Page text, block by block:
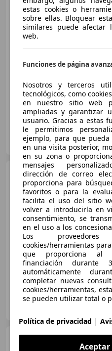
Garantia
RENAULT AUTO CUATRO
ES-22004 HUESCA
09/2022 22.100 km
Particular
estas cookies o
sobre ellas. Bloquear
similares puede afectar
web.
Funciones de página
Nosotros y terceros
tecnológicos, como
en nuestro sitio web
ampliadas y garantizar
usuario. Gracias a estas
le permitimos
ejemplo, para que
en una visita posterior,
en su zona o
mensajes
dirección de correo
proporciona para
favoritos o para la
facilita el uso del sitio
volver a introducirla en
consentimiento, se
en el uso a los
Los
cookies/herramientas
que proporciona al
financiación
automáticamente
completar nuevas
cookies/herramientas,
se pueden utilizar total o
Política de privacidad |